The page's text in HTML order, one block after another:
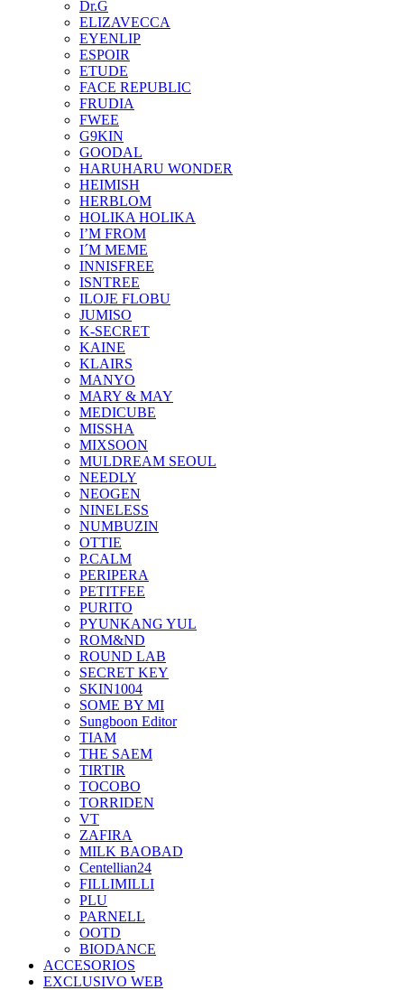
Dr.G
ELIZAVECCA
EYENLIP
ESPOIR
ETUDE
FACE REPUBLIC
FRUDIA
FWEE
G9KIN
GOODAL
HARUHARU WONDER
HEIMISH
HERBLOM
HOLIKA HOLIKA
I’M FROM
I´M MEME
INNISFREE
ISNTREE
ILOJE FLOBU
JUMISO
K-SECRET
KAINE
KLAIRS
MANYO
MARY & MAY
MEDICUBE
MISSHA
MIXSOON
MULDREAM SEOUL
NEEDLY
NEOGEN
NINELESS
NUMBUZIN
OTTIE
P.CALM
PERIPERA
PETITFEE
PURITO
PYUNKANG YUL
ROM&ND
ROUND LAB
SECRET KEY
SKIN1004
SOME BY MI
Sungboon Editor
TIAM
THE SAEM
TIRTIR
TOCOBO
TORRIDEN
VT
ZAFIRA
MILK BAOBAD
Centellian24
FILLIMILLI
PLU
PARNELL
OOTD
BIODANCE
ACCESORIOS
EXCLUSIVO WEB